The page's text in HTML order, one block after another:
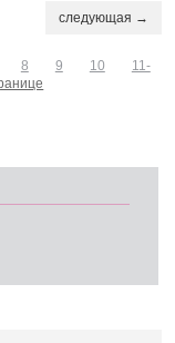
8 9 10
11-
следующая →